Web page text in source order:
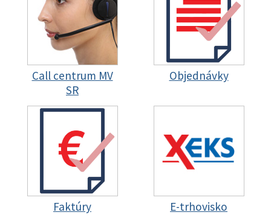
Call centrum MV
SR
Objednávky
Faktúry E-trhovisko